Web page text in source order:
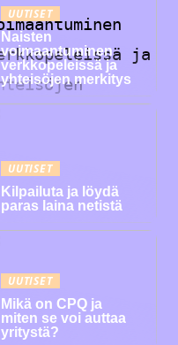
UUTISET
Naisten
voimaantuminen
verkkopeleissä ja
yhteisöjen merkitys
UUTISET
Kilpailuta ja löydä
paras laina netistä
UUTISET
Mikä on CPQ ja
miten se voi auttaa
yritystä?